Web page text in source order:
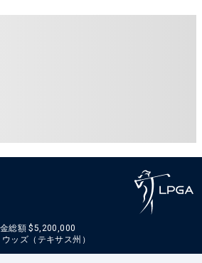
総額 $5,200,000
ッズ（テキサス州）